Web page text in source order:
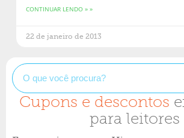
CONTINUAR LENDO » »
22 de janeiro de 2013
Cupons e descontos
para leitores